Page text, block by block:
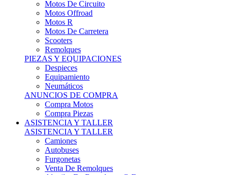
Motos R
Motos De Carretera
Scooters
Remolques
PIEZAS Y EQUIPACIONES
Despieces
Equipamiento
Neumáticos
ANUNCIOS DE COMPRA
Compra Motos
Compra Piezas
ASISTENCIA Y TALLER
ASISTENCIA Y TALLER
Camiones
Autobuses
Furgonetas
Venta De Remolques
Alquiler De Remolques O Furgones